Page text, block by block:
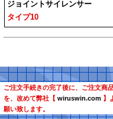
ジョイントサイレンサー
タイプ10
ご注文手続きの完了後に、ご注文商
を、改めて弊社【wiruswin.com 】
願い致します。